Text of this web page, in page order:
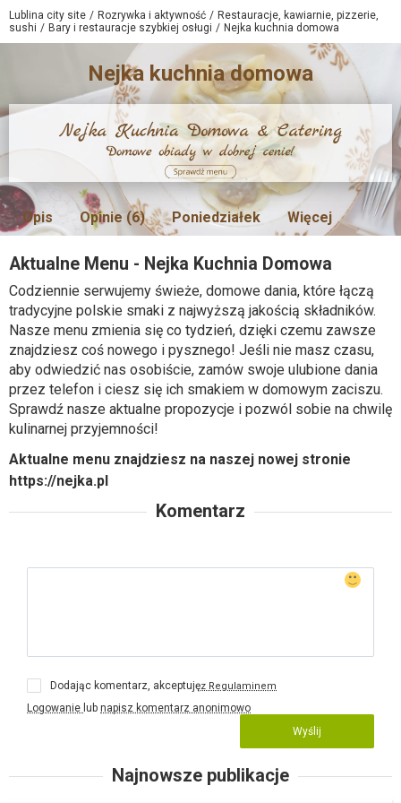
Lublina city site Rozrywka i aktywność
Restauracje, kawiarnie, pizzerie,
sushi
Bary i restauracje szybkiej osługi Nejka kuchnia domowa
Nejka kuchnia domowa
Opis Opinie (6) Poniedziałek Więcej
Aktualne Menu - Nejka Kuchnia Domowa
Codziennie serwujemy świeże, domowe dania, które łączą
tradycyjne polskie smaki z najwyższą jakością składników.
Nasze menu zmienia się co tydzień, dzięki czemu zawsze
znajdziesz coś nowego i pysznego! Jeśli nie masz czasu,
aby odwiedzić nas osobiście, zamów swoje ulubione dania
przez telefon i ciesz się ich smakiem w domowym zaciszu.
Sprawdź nasze aktualne propozycje i pozwól sobie na chwilę
kulinarnej przyjemności!
Aktualne menu znajdziesz na naszej nowej stronie
https://nejka.pl
Komentarz
Dodając komentarz, akceptujęz Regulaminem
Logowanie lub napisz komentarz anonimowo
Wyślij
Najnowsze publikacje